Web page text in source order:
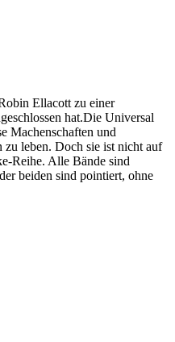
Ellacott zu einer
hat.Die Universal
Machenschaften und
leben. Doch sie ist nicht auf
Reihe. Alle Bände sind
beiden sind pointiert, ohne